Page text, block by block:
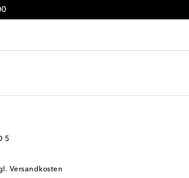
5
Versandkosten
entsprechend normal aus